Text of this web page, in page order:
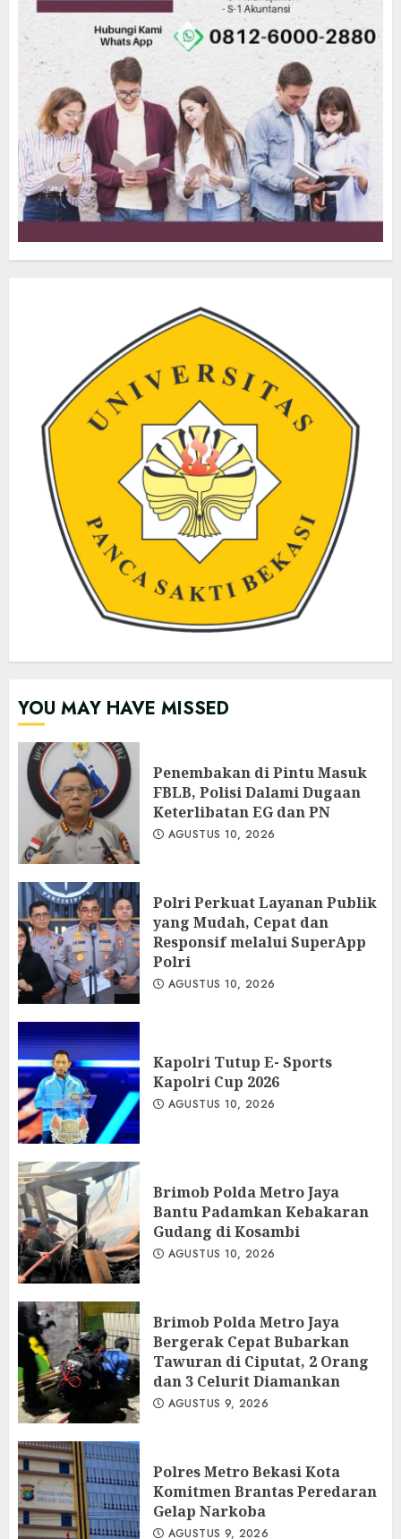
YOU MAY HAVE MISSED
Penembakan di Pintu Masuk
FBLB, Polisi Dalami Dugaan
Keterlibatan EG dan PN
AGUSTUS 10, 2026
Polri Perkuat Layanan Publik
yang Mudah, Cepat dan
Responsif melalui SuperApp
Polri
AGUSTUS 10, 2026
Kapolri Tutup E- Sports
Kapolri Cup 2026
AGUSTUS 10, 2026
Brimob Polda Metro Jaya
Bantu Padamkan Kebakaran
Gudang di Kosambi
AGUSTUS 10, 2026
Brimob Polda Metro Jaya
Bergerak Cepat Bubarkan
Tawuran di Ciputat, 2 Orang
dan 3 Celurit Diamankan
AGUSTUS 9, 2026
Polres Metro Bekasi Kota
Komitmen Brantas Peredaran
Gelap Narkoba
AGUSTUS 9, 2026